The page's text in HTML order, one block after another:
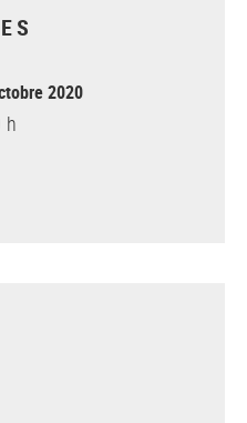
2020
h